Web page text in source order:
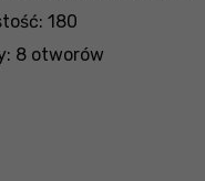
180
8 otworów